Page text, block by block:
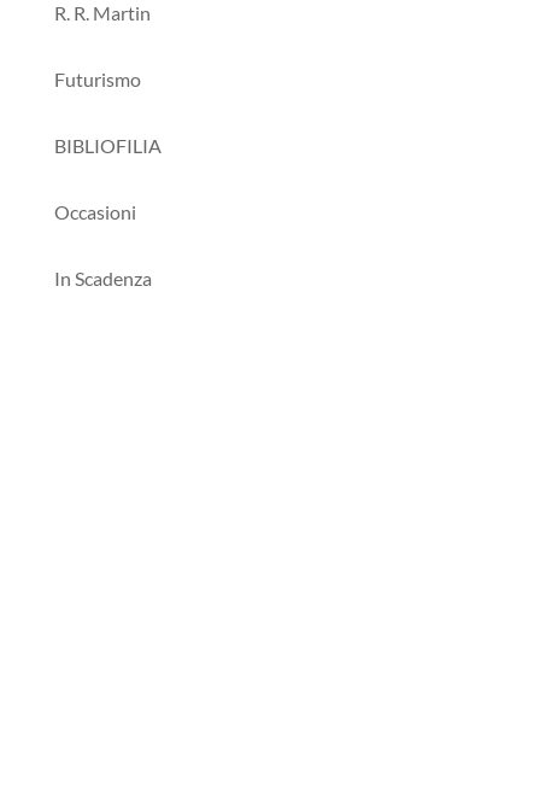
R. R. Martin
Futurismo
BIBLIOFILIA
Occasioni
In Scadenza